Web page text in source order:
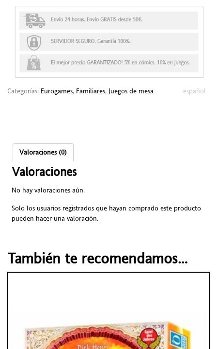
Categorías: Eurogames, Familiares, Juegos de mesa español
Valoraciones (0)
Valoraciones
No hay valoraciones aún.
Solo los usuarios registrados que hayan comprado este producto
pueden hacer una valoración.
También te recomendamos…